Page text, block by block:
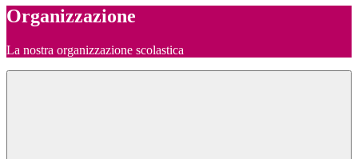
Organizzazione
La nostra organizzazione scolastica